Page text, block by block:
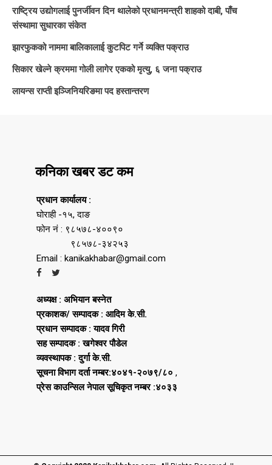
राष्ट्रिय उद्योगलाई पुनर्जीवन दिन थालेको प्रधानमन्त्री शाहको दाबी, पाँच
संस्थामा सुधारका संकेत
झारफुकको नाममा बालिकालाई कुटपिट गर्ने व्यक्ति पक्राउ
सिकार खेल्ने क्रममा गोली लागेर एकको मृत्यु, ६ जना पक्राउ
लायन्स राप्ती इञ्जिनियरिङमा पद हस्तान्तरण
कनिका खबर डट कम
प्रधान कार्यालय :
घोराही -१५, दाङ
फोन नं : ९८५७८-४००९०
९८५७८-३४२५३
Email : kanikakhabar@gmail.com
अध्यक्ष : अभियान बस्नेत
प्रकाशक/ सम्पादक : आदिम के.सी.
प्रधान सम्पादक : यादव गिरी
सह सम्पादक : खगेश्वर पौडेल
व्यवस्थापक : दुर्गा के.सी.
सूचना विभाग दर्ता नम्बर:४०४१-२०७९/८० ,
प्रेस काउन्सिल नेपाल सूचिकृत नम्बर :४०३३